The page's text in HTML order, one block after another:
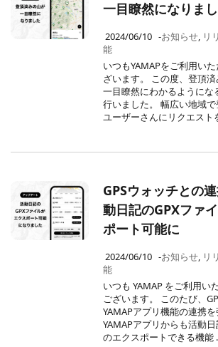
一目瞭然になりまし
2024/06/10 -お知らせ, リ
能
いつもYAMAPをご利用い
ざいます。 この度、登頂
一目瞭然にわかるようにな
行いました。 幅広い地域
ユーザーさんにリクエスト
GPSウォッチとの
動日記のGPXファ
ポート可能に
2024/06/10 -お知らせ, リ
能
いつも YAMAP をご利用い
ございます。 このたび、
YAMAPアプリ機能の連携を
YAMAPアプリからも活動
のエクスポートできる機能